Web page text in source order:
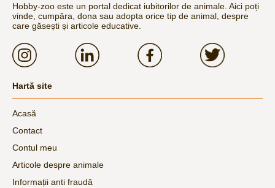
Hobby-zoo este un portal dedicat iubitorilor de animale. Aici poți
vinde, cumpăra, dona sau adopta orice tip de animal, despre
care găsești și articole educative.
Hartă site
Acasă
Contact
Contul meu
Articole despre animale
Informații anti fraudă